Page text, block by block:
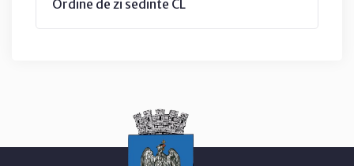
Ordine de zi sedinte CL